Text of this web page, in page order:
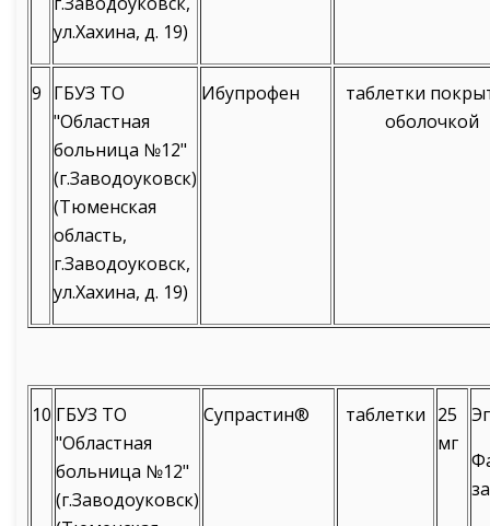
ул.Хахина, д. 19)
9 ГБУЗ ТО
"Областная
больница №12"
(г.Заводоуковск)
(Тюменская
область,
г.Заводоуковск,
ул.Хахина, д. 19)
Ибупрофен
таблетки
оболочкой
10 ГБУЗ ТО
"Областная
больница №12"
(г.Заводоуковск)
Супрастин® таблетки 25
мг